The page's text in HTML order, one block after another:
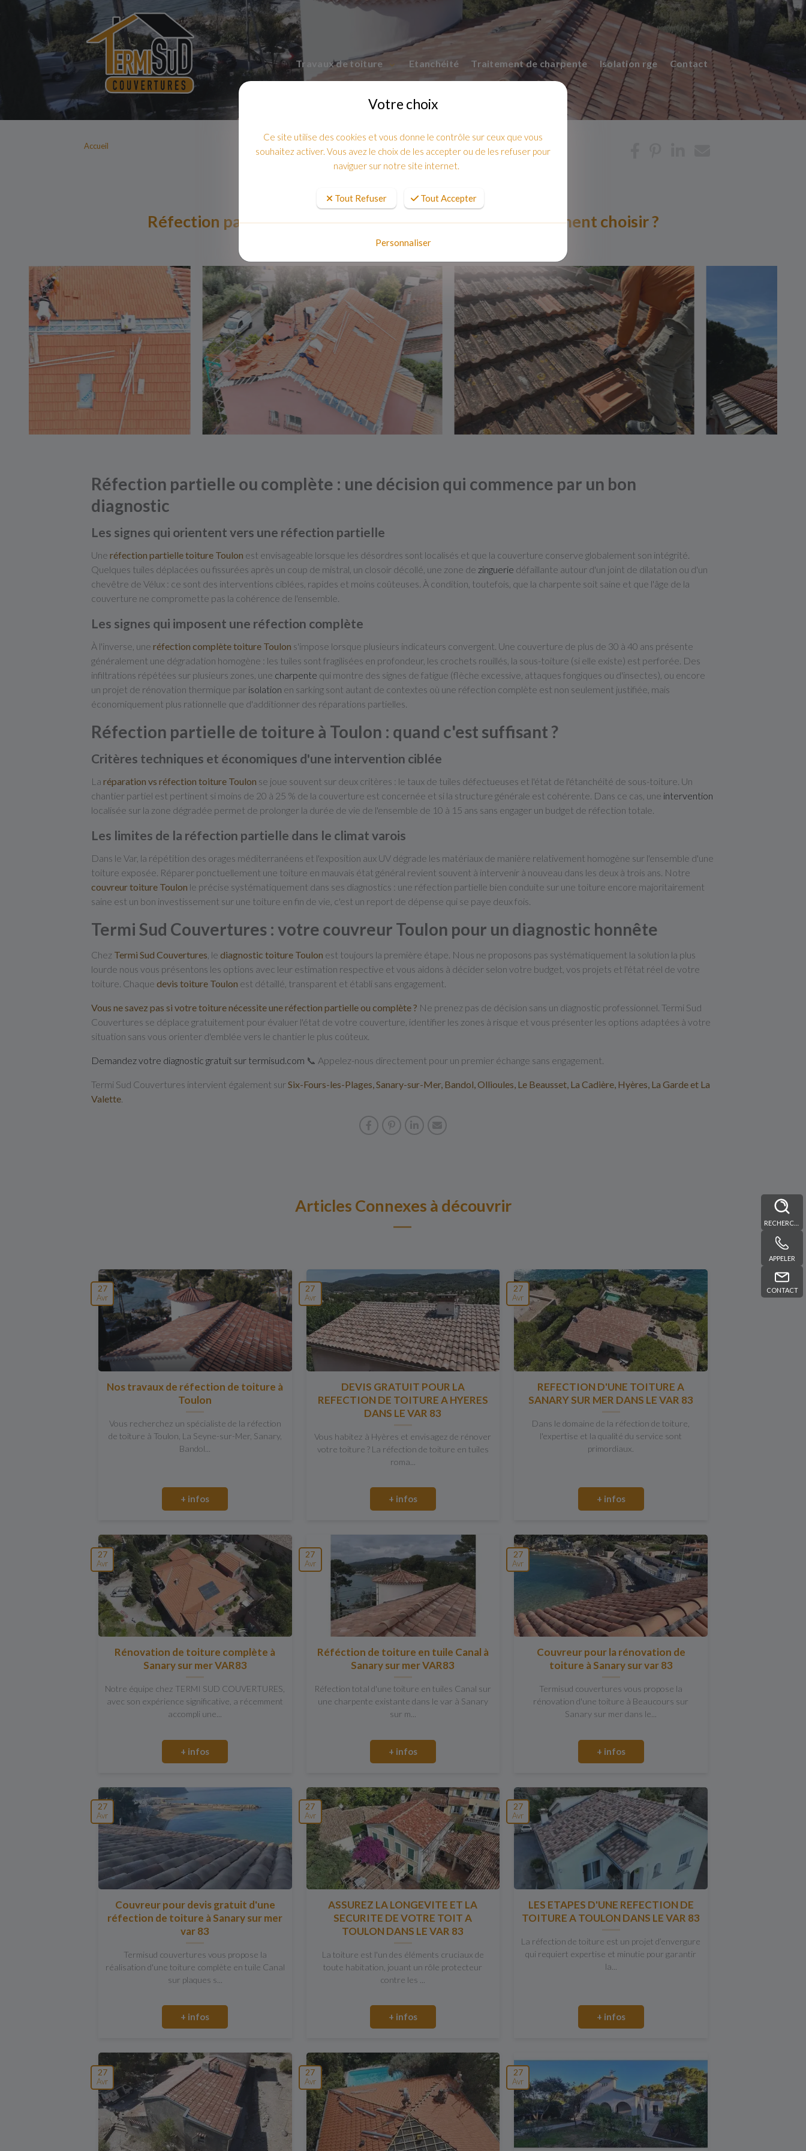
Travaux de toiture Etanchéité Traitement de charpente Isolation rge Contact
APPELER
CONTACT
Accueil
Réfection partielle ou complète de toiture à Toulon : comment choisir ?
Réfection partielle ou complète : une décision qui commence par un bon
diagnostic
Les signes qui orientent vers une réfection partielle
Une réfection partielle toiture Toulon est envisageable lorsque les désordres sont localisés et que la couverture conserve globalement son intégrité.
Quelques tuiles déplacées ou fissurées après un coup de mistral, un closoir décollé, une zone de zinguerie défaillante autour d'un joint de dilatation ou d'un
chevêtre de Vélux : ce sont des interventions ciblées, rapides et moins coûteuses. À condition, toutefois, que la charpente soit saine et que l'âge de la
couverture ne compromette pas la cohérence de l'ensemble.
Les signes qui imposent une réfection complète
À l'inverse, une réfection complète toiture Toulon s'impose lorsque plusieurs indicateurs convergent. Une couverture de plus de 30 à 40 ans présente
généralement une dégradation homogène : les tuiles sont fragilisées en profondeur, les crochets rouillés, la sous-toiture (si elle existe) est perforée. Des
infiltrations répétées sur plusieurs zones, une charpente qui montre des signes de fatigue (flèche excessive, attaques fongiques ou d'insectes), ou encore
un projet de rénovation thermique par isolation en sarking sont autant de contextes où une réfection complète est non seulement justifiée, mais
économiquement plus rationnelle que d'additionner des réparations partielles.
Réfection partielle de toiture à Toulon : quand c'est suffisant ?
Critères techniques et économiques d'une intervention ciblée
La réparation vs réfection toiture Toulon se joue souvent sur deux critères : le taux de tuiles défectueuses et l'état de l'étanchéité de sous-toiture. Un
chantier partiel est pertinent si moins de 20 à 25 % de la couverture est concernée et si la structure générale est cohérente. Dans ce cas, une intervention
localisée sur la zone dégradée permet de prolonger la durée de vie de l'ensemble de 10 à 15 ans sans engager un budget de réfection totale.
Les limites de la réfection partielle dans le climat varois
Dans le Var, la répétition des orages méditerranéens et l'exposition aux UV dégrade les matériaux de manière relativement homogène sur l'ensemble d'une
toiture exposée. Réparer ponctuellement une toiture en mauvais état général revient souvent à intervenir à nouveau dans les deux à trois ans. Notre
couvreur toiture Toulon le précise systématiquement dans ses diagnostics : une réfection partielle bien conduite sur une toiture encore majoritairement
saine est un bon investissement sur une toiture en fin de vie, c'est un report de dépense qui se paye deux fois.
Termi Sud Couvertures : votre couvreur Toulon pour un diagnostic honnête
Chez Termi Sud Couvertures , le diagnostic toiture Toulon est toujours la première étape. Nous ne proposons pas systématiquement la solution la plus
lourde nous vous présentons les options avec leur estimation respective et vous aidons à décider selon votre budget, vos projets et l'état réel de votre
toiture. Chaque devis toiture Toulon est détaillé, transparent et établi sans engagement.
Vous ne savez pas si votre toiture nécessite une réfection partielle ou complète ? Ne prenez pas de décision sans un diagnostic professionnel. Termi Sud
Couvertures se déplace gratuitement pour évaluer l'état de votre couverture, identifier les zones à risque et vous présenter les options adaptées à votre
situation sans vous orienter d'emblée vers le chantier le plus coûteux.
Demandez votre diagnostic gratuit sur termisud.com 📞 Appelez-nous directement pour un premier échange sans engagement.
Termi Sud Couvertures intervient également surSix-Fours-les-Plages, Sanary-sur-Mer, Bandol, Ollioules, Le Beausset, La Cadière, Hyères, La Garde et La
Valette
Articles Connexes à découvrir
27
Avr
Nos travaux de réfection de toiture à
Toulon
Vous recherchez un spécialiste de la réfection
de toiture à Toulon, La Seyne-sur-Mer, Sanary,
Bandol...
+ infos
27
Avr
DEVIS GRATUIT POUR LA
REFECTION DE TOITURE A HYERES
DANS LE VAR 83
Vous habitez à Hyères et envisagez de rénover
votre toiture ? La réfection de toiture en tuiles
roma...
+ infos
27
Avr
REFECTION D'UNE TOITURE A
SANARY SUR MER DANS LE VAR 83
Dans le domaine de la réfection de toiture,
l'expertise et la qualité du service sont
primordiaux.
+ infos
27
Avr
Rénovation de toiture complète à
Sanary sur mer VAR83
Notre équipe chez TERMI SUD COUVERTURES,
avec son expérience significative, a récemment
accompli une...
+ infos
27
Avr
Réféction de toiture en tuile Canal à
Sanary sur mer VAR83
Réfection total d'une toiture en tuiles Canal sur
une charpente existante dans le var à Sanary
sur m...
+ infos
27
Avr
Couvreur pour la rénovation de
toiture à Sanary sur var 83
Termisud couvertures vous propose la
rénovation d'une toiture à Beaucours sur
Sanary sur mer dans le...
+ infos
27
Avr
Couvreur pour devis gratuit d'une
réfection de toiture à Sanary sur mer
var 83
Termisud couvertures vous propose la
réalisation d'une toiture complète en tuile Canal
sur plaques s...
+ infos
27
Avr
ASSUREZ LA LONGEVITE ET LA
SECURITE DE VOTRE TOIT A
TOULON DANS LE VAR 83
La toiture est l'un des éléments cruciaux de
toute habitation, jouant un rôle protecteur
contre les ...
+ infos
27
Avr
LES ETAPES D'UNE REFECTION DE
TOITURE A TOULON DANS LE VAR 83
La réfection de toiture est un projet d’envergure
qui requiert expertise et minutie pour garantir
la...
+ infos
27
Avr
27
Avr
27
Avr
Votre choix
Ce site utilise des cookies et vous donne le contrôle sur ceux que vous
souhaitez activer. Vous avez le choix de les accepter ou de les refuser pour
naviguer sur notre site internet.
Tout Refuser Tout Accepter
Personnaliser